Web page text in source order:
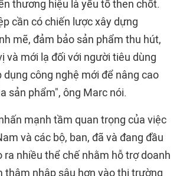
thương hiệu là yếu tố then chốt.
cần có chiến lược xây dựng
mẽ, đảm bảo sản phẩm thu hút,
và mới lạ đối với người tiêu dùng
dụng công nghệ mới để nâng cao
sản phẩm", ông Marc nói.
mạnh tầm quan trọng của việc
và các bộ, ban, đã và đang đầu
nhiều thể chế nhằm hỗ trợ doanh
thâm nhập sâu hơn vào thị trường